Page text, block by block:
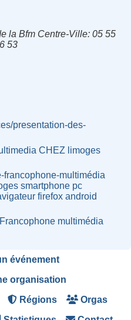
la Bfm Centre-Ville: 05 55
53
presentation-des-
CHEZ limoges
francophone-multimédia
smartphone pc
firefox android
multimédia
événement
organisation
Régions Orgas